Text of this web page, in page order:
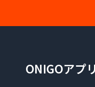
ONIGOアプ